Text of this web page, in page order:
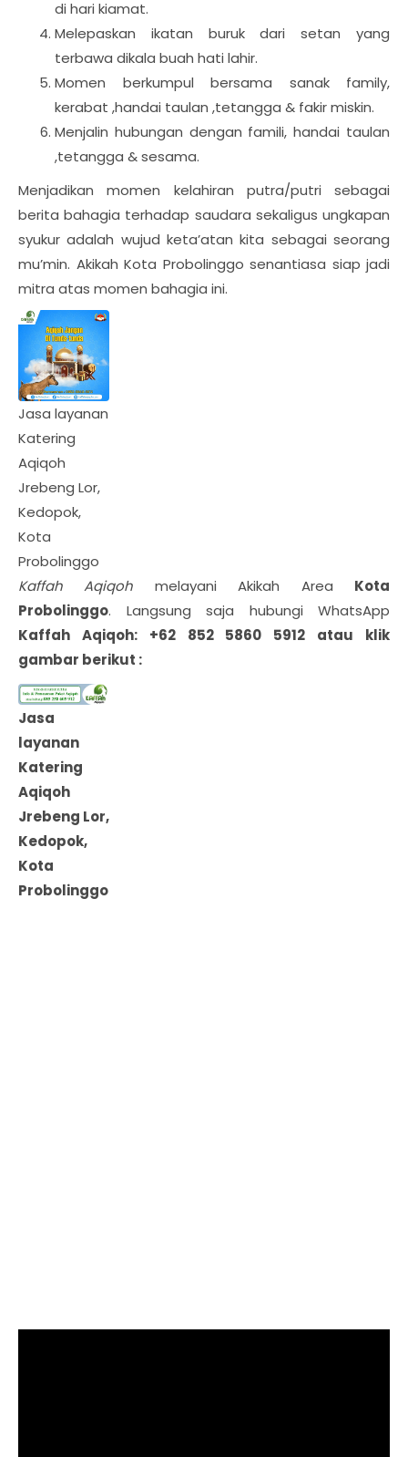
di hari kiamat.
Melepaskan ikatan buruk dari setan yang
terbawa dikala buah hati lahir.
Momen berkumpul bersama sanak family,
kerabat ,handai taulan ,tetangga & fakir miskin.
Menjalin hubungan dengan famili, handai taulan
,tetangga & sesama.
Menjadikan momen kelahiran putra/putri sebagai
berita bahagia terhadap saudara sekaligus ungkapan
syukur adalah wujud keta’atan kita sebagai seorang
mu’min. Akikah Kota Probolinggo senantiasa siap jadi
mitra atas momen bahagia ini.
Jasa layanan
Katering
Aqiqoh
Jrebeng Lor,
Kedopok,
Kota
Probolinggo
Kaffah Aqiqoh melayani Akikah Area Kota
Probolinggo. Langsung saja hubungi WhatsApp
Kaffah Aqiqoh: +62 852 5860 5912 atau klik
gambar berikut :
Jasa
layanan
Katering
Aqiqoh
Jrebeng Lor,
Kedopok,
Kota
Probolinggo